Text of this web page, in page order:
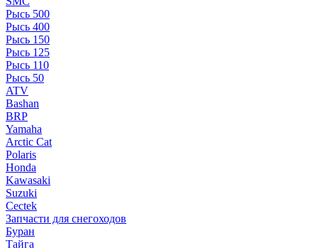
Рысь 500
Рысь 400
Рысь 150
Рысь 125
Рысь 110
Рысь 50
ATV
Bashan
BRP
Yamaha
Arctic Cat
Polaris
Honda
Kawasaki
Suzuki
Cectek
Запчасти для снегоходов
Буран
Тайга